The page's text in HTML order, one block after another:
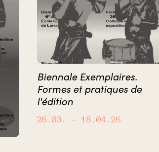
Biennale Exemplaires.
Formes et pratiques de
l'édition
26.03. – 18.04.26